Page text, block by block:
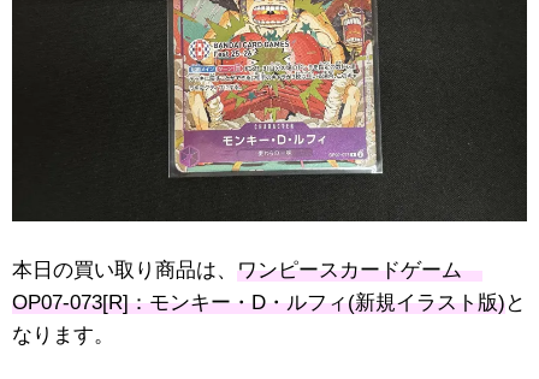
本日の買い取り商品は、 ワンピースカードゲーム
OP07-073[R]：モンキー・D・ルフィ(新規イラスト版)と
なります。